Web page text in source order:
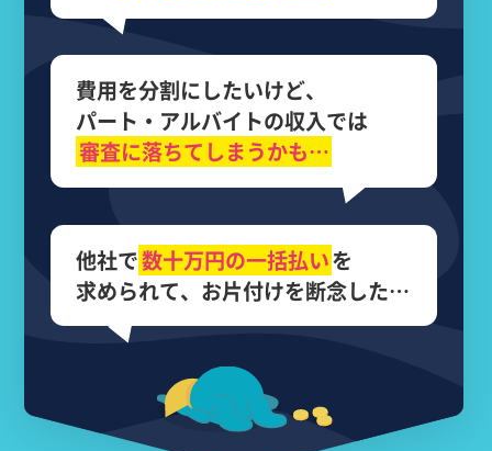
費用を分割にしたいけど、
パート・アルバイトの収入では
審査に落ちてしまうかも…
他社で数十万円の一括払いを
求められて、 お片付けを断念した…